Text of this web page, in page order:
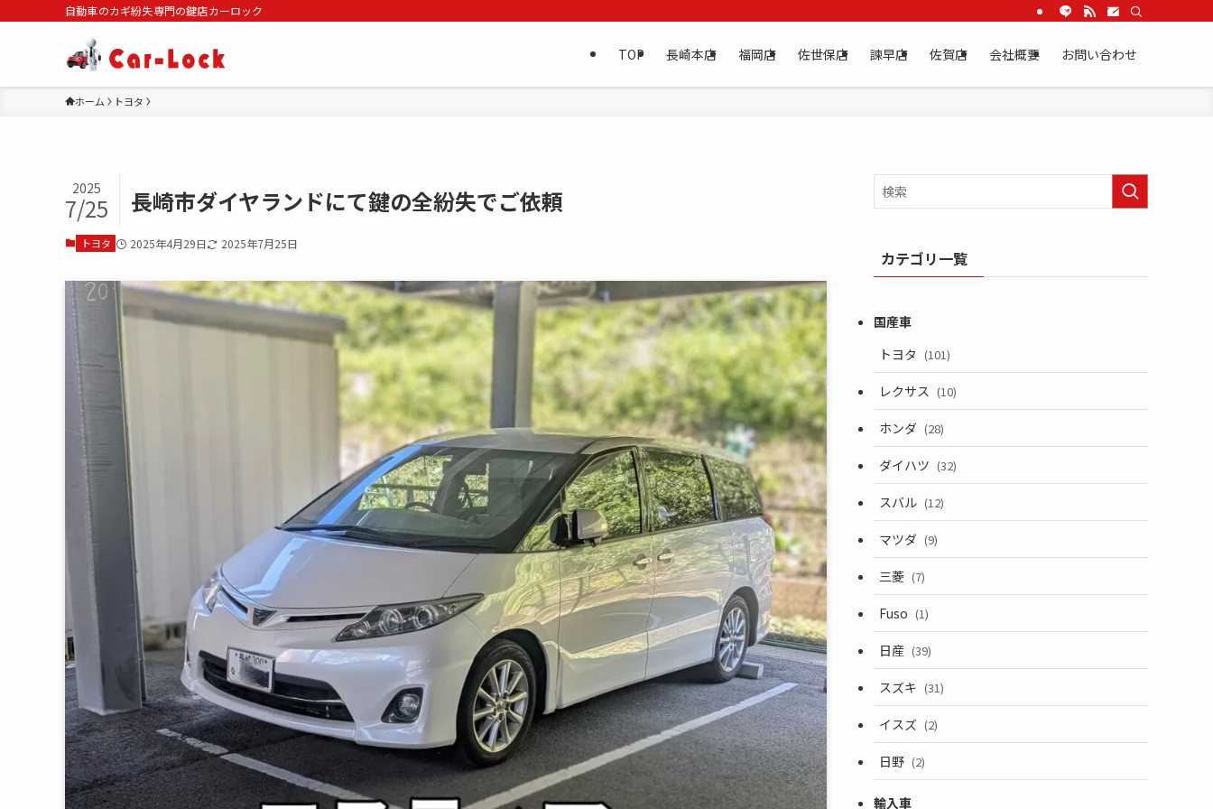
自動車のカギ紛失専門の鍵店カーロック
TOP 長崎本店 福岡店 佐世保店 諫早店 佐賀店 会社概要 お問い合わせ
ホーム トヨタ
長崎市ダイヤランドにて鍵の全紛失でご依頼
2025
7/25
トヨタ 2025年4月29日 2025年7月25日
カテゴリ一覧
トヨタ (101)
レクサス (10)
ホンダ (28)
ダイハツ (32)
スバル (12)
マツダ (9)
三菱 (7)
Fuso (1)
日産 (39)
スズキ (31)
イスズ (2)
日野 (2)